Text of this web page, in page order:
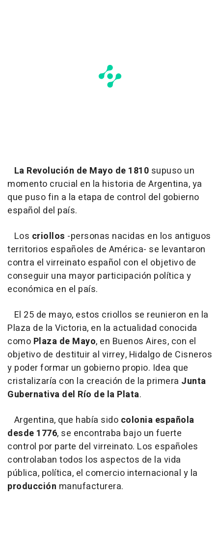
La Revolución de Mayo de 1810 supuso un
momento crucial en la historia de Argentina, ya
que puso fin a la etapa de control del gobierno
español del país.
Los criollos -personas nacidas en los antiguos
territorios españoles de América- se levantaron
contra el virreinato español con el objetivo de
conseguir una mayor participación política y
económica en el país.
El 25 de mayo, estos criollos se reunieron en la
Plaza de la Victoria, en la actualidad conocida
como Plaza de Mayo, en Buenos Aires, con el
objetivo de destituir al virrey, Hidalgo de Cisneros
y poder formar un gobierno propio. Idea que
cristalizaría con la creación de la primera Junta
Gubernativa del Río de la Plata.
Argentina, que había sido colonia española
desde 1776, se encontraba bajo un fuerte
control por parte del virreinato. Los españoles
controlaban todos los aspectos de la vida
pública, política, el comercio internacional y la
producción manufacturera.